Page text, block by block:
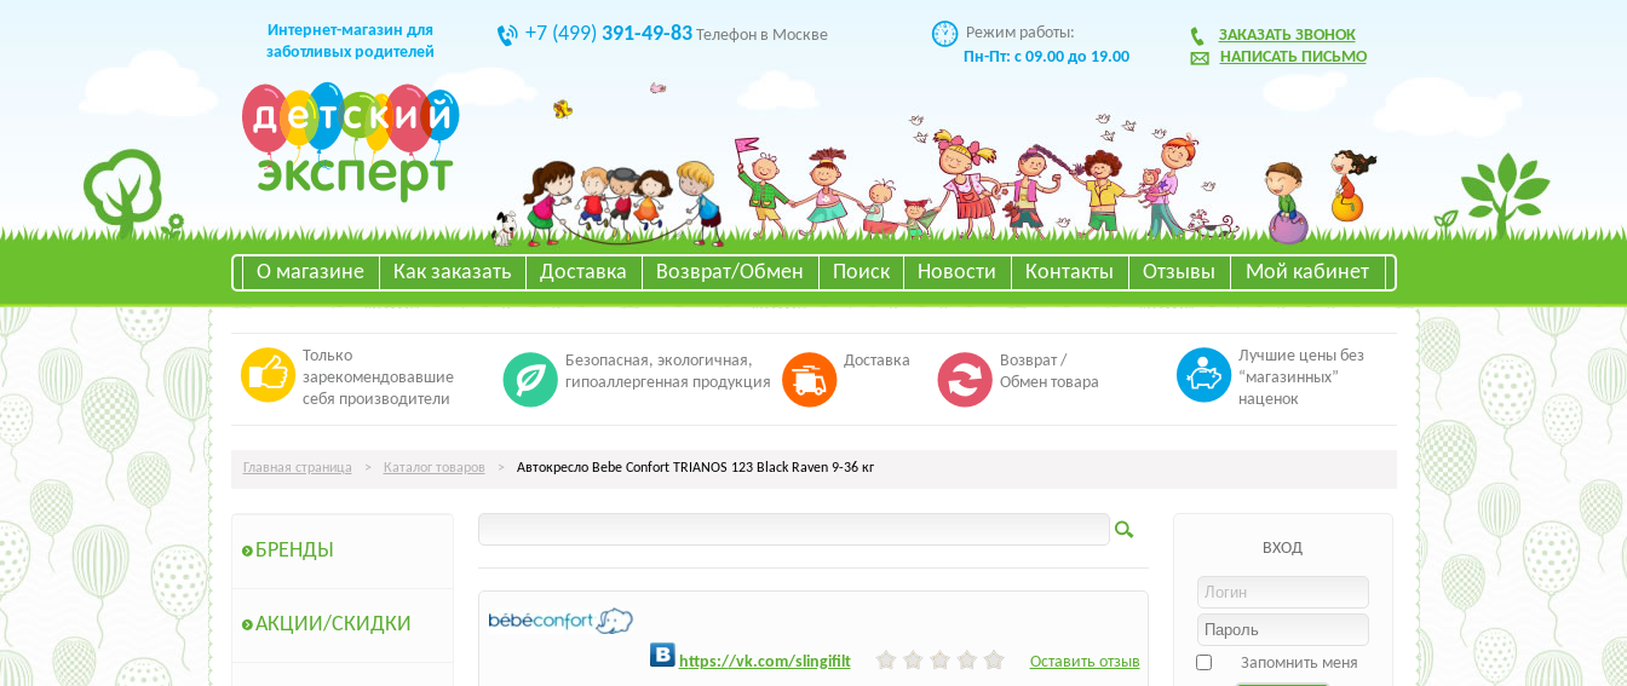
Интернет-магазин для
заботливых родителей
+7 (499) 391-49-83Телефон в Москве
Режим работы:
Пн-Пт: с 09.00 до 19.00
ЗАКАЗАТЬ ЗВОНОК
НАПИСАТЬ ПИСЬМО
О магазине Как заказать Доставка Возврат/Обмен Поиск Новости Контакты Отзывы Мой кабинет
Только
зарекомендовавшие
себя производители
Безопасная, экологичная,
гипоаллергенная продукция
Доставка
Возврат /
Обмен товара
Лучшие цены без
“магазинных”
наценок
Главная страница > Каталог товаров > Автокресло Bebe Confort TRIANOS 123 Black Raven 9-36 кг
БРЕНДЫ
АКЦИИ/СКИДКИ
https://vk.com/slingifilt Оставить отзыв
ВХОД
Запомнить меня